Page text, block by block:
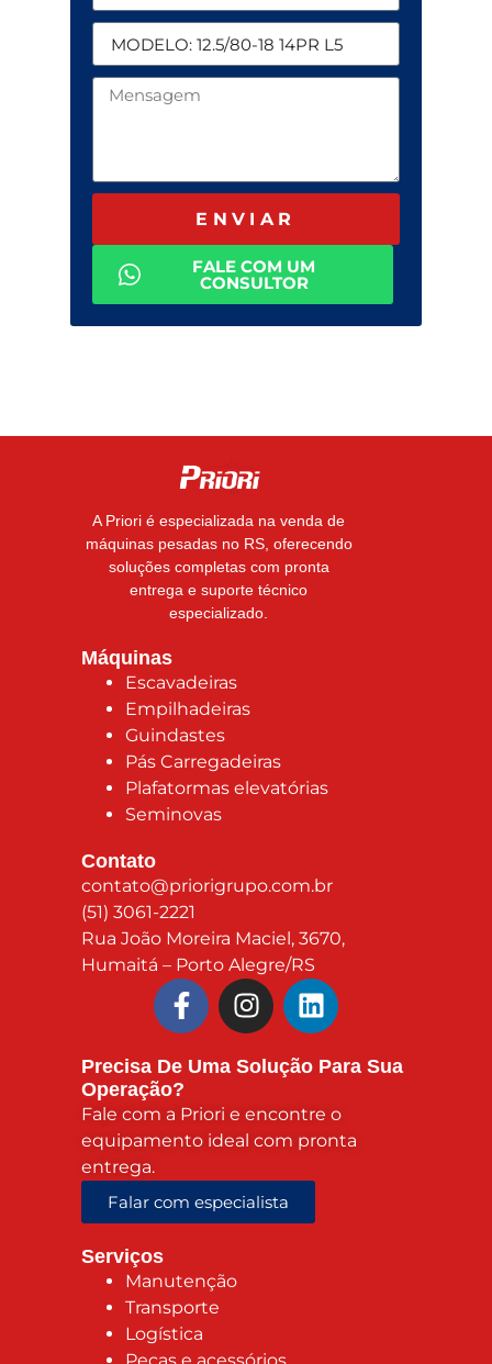
ENVIAR
FALE COM UM
CONSULTOR
A Priori é especializada na venda de
máquinas pesadas no RS, oferecendo
soluções completas com pronta
entrega e suporte técnico
especializado.
Máquinas
Escavadeiras
Empilhadeiras
Guindastes
Pás Carregadeiras
Plafatormas elevatórias
Seminovas
Contato
contato@priorigrupo.com.br
(51) 3061-2221
Rua João Moreira Maciel, 3670,
Humaitá – Porto Alegre/RS
Precisa De Uma Solução Para Sua
Operação?
Fale com a Priori e encontre o
equipamento ideal com pronta
entrega.
Falar com especialista
Serviços
Manutenção
Transporte
Logística
Peças e acessórios